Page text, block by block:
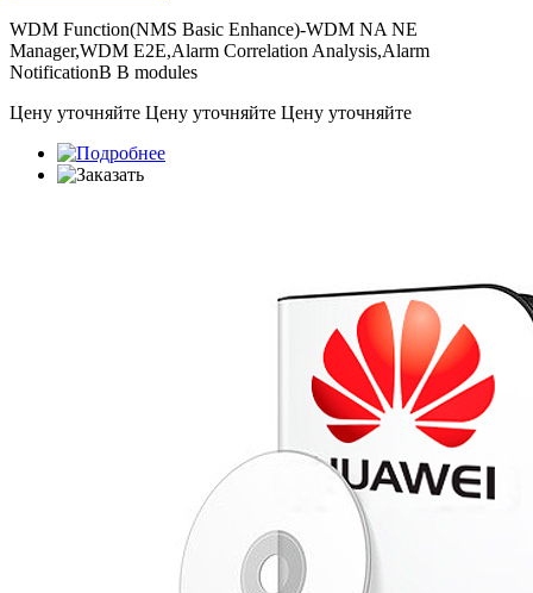
WDM Function(NMS Basic Enhance)-WDM NA NE
Manager,WDM E2E,Alarm Correlation Analysis,Alarm
NotificationВ В modules
Цену уточняйте Цену уточняйте Цену уточняйте